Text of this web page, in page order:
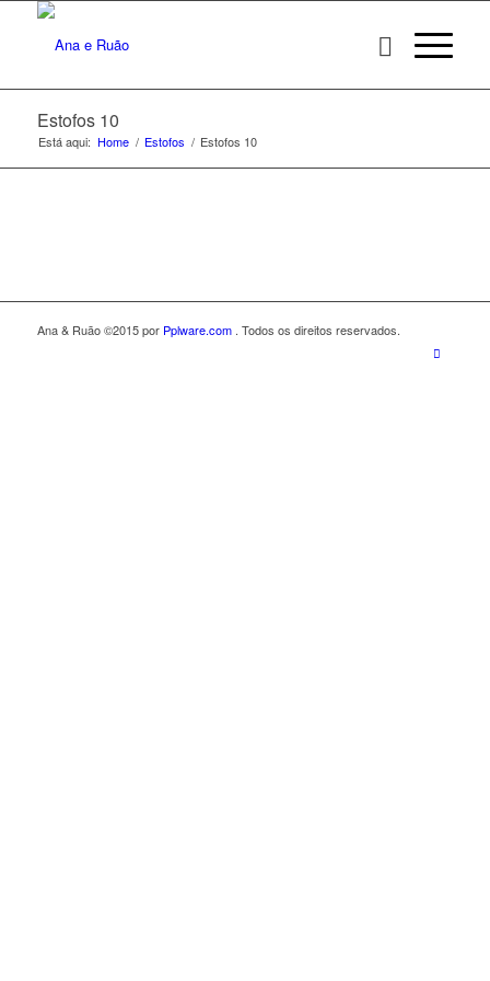
Estofos 10
Está aqui: Home / Estofos / Estofos 10
Ana & Ruão ©2015 por Pplware.com. Todos os direitos reservados.